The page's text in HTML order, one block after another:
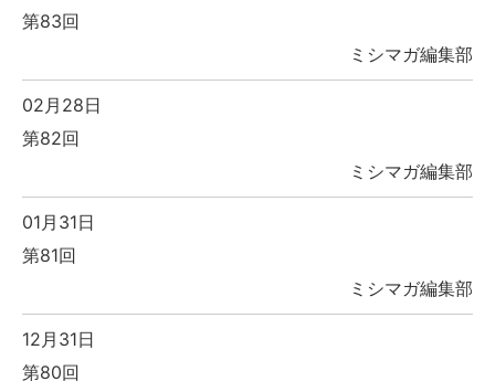
第83回
ミシマガ編集部
02月28日
第82回
ミシマガ編集部
01月31日
第81回
ミシマガ編集部
12月31日
第80回